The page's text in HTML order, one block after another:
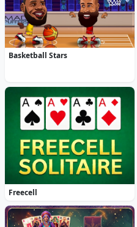
Basketball Stars
Freecell